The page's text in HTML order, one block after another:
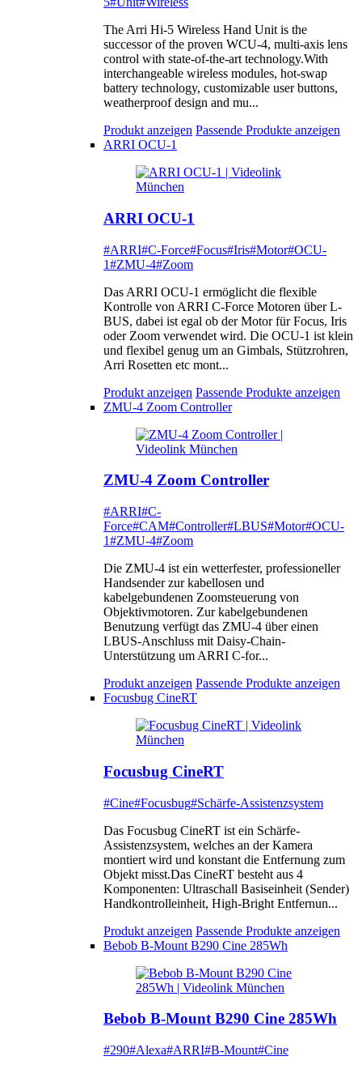
The Arri Hi-5 Wireless Hand Unit is the
successor of the proven WCU-4, multi-axis lens
control with state-of-the-art technology.With
interchangeable wireless modules, hot-swap
battery technology, customizable user buttons,
weatherproof design and mu...
Produkt anzeigen Passende Produkte anzeigen
ARRI OCU-1
ARRI OCU-1
#ARRI#C-Force#Focus#Iris#Motor#OCU-
1#ZMU-4#Zoom
Das ARRI OCU-1 ermöglicht die flexible
Kontrolle von ARRI C-Force Motoren über L-
BUS, dabei ist egal ob der Motor für Focus, Iris
oder Zoom verwendet wird. Die OCU-1 ist klein
und flexibel genug um an Gimbals, Stützrohren,
Arri Rosetten etc mont...
Produkt anzeigen Passende Produkte anzeigen
ZMU-4 Zoom Controller
ZMU-4 Zoom Controller
#ARRI#C-
Force#CAM#Controller#LBUS#Motor#OCU-
1#ZMU-4#Zoom
Die ZMU-4 ist ein wetterfester, professioneller
Handsender zur kabellosen und
kabelgebundenen Zoomsteuerung von
Objektivmotoren. Zur kabelgebundenen
Benutzung verfügt das ZMU-4 über einen
LBUS-Anschluss mit Daisy-Chain-
Unterstützung um ARRI C-for...
Produkt anzeigen Passende Produkte anzeigen
Focusbug CineRT
Focusbug CineRT
#Cine#Focusbug#Schärfe-Assistenzsystem
Das Focusbug CineRT ist ein Schärfe-
Assistenzsystem, welches an der Kamera
montiert wird und konstant die Entfernung zum
Objekt misst.Das CineRT besteht aus 4
Komponenten: Ultraschall Basiseinheit (Sender)
Handkontrolleinheit, High-Bright Entfernun...
Produkt anzeigen Passende Produkte anzeigen
Bebob B-Mount B290 Cine 285Wh
Bebob B-Mount B290 Cine 285Wh
#290#Alexa#ARRI#B-Mount#Cine